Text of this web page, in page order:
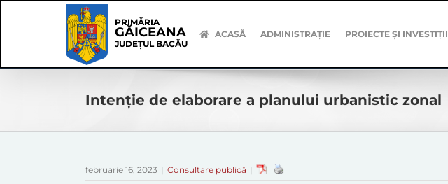
PRIMĂRIA
GĂICEANA
JUDEȚUL BACĂU
ACASĂ ADMINISTRAȚIE PROIECTE ȘI INVESTIȚII
Intenție de elaborare a planului urbanistic zonal
februarie 16, 2023 | Consultare publică |